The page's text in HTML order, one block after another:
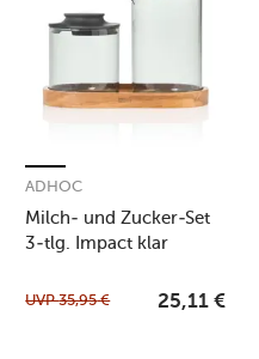
Milch- und Zucker-Set
3-tlg. Impact klar
ADHOC
UVP35,95 € 25,11 €